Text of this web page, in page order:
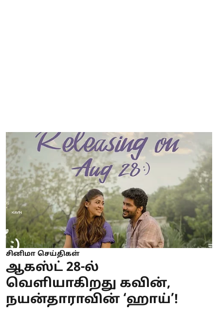
சினிமா செய்திகள்
ஆகஸ்ட் 28-ல்
வெளியாகிறது கவின்,
நயன்தாராவின் ‘ஹாய்’!